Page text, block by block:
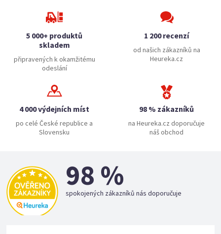
5 000+ produktů
skladem
připravených k okamžitému
odeslání
1 200 recenzí
od našich zákazníků na
Heureka.cz
4 000 výdejních míst
po celé České republice a
Slovensku
98 % zákazníků
na Heureka.cz doporučuje
náš obchod
98 %
spokojených zákazníků nás doporučuje